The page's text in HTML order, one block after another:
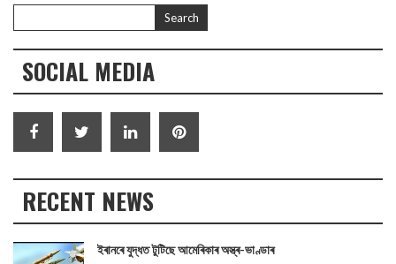
SOCIAL MEDIA
RECENT NEWS
ইৰানৰে যুদ্ধত টুটিছে আমেৰিকাৰ অস্ত্ৰ-ভাণ্ডাৰ